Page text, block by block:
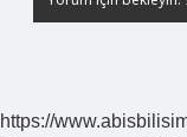
https://